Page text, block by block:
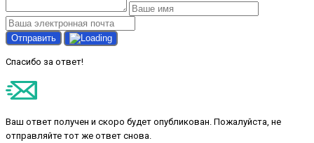
Отправить
Спасибо за ответ!
Ваш ответ получен и скоро будет опубликован. Пожалуйста, не
отправляйте тот же ответ снова.